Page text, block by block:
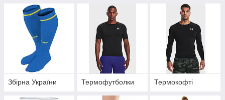
Збірна України Термофутболки Термокофті